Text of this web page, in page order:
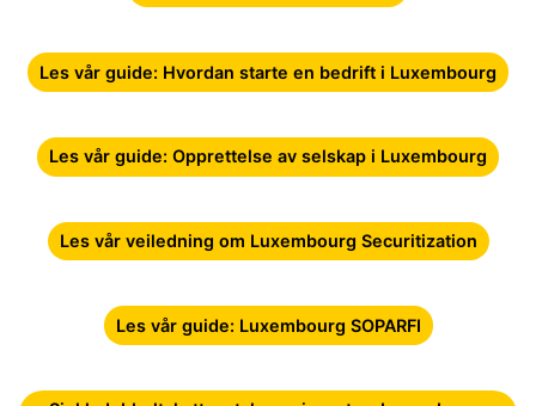
Les vår guide: Hvordan starte en bedrift i Luxembourg
Les vår guide: Opprettelse av selskap i Luxembourg
Les vår veiledning om Luxembourg Securitization
Les vår guide: Luxembourg SOPARFI